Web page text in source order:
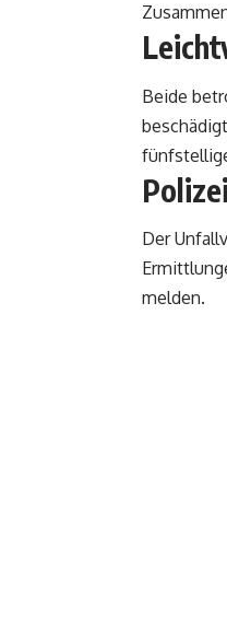
Beide
Der
melden.